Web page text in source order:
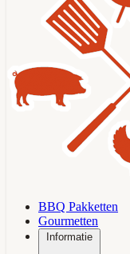
BBQ Pakketten
Gourmetten
Informatie